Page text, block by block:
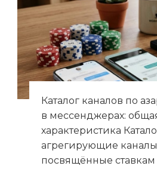
Каталог каналов по
в мессенджерах:
характеристика
агрегирующие
посвящённые ставкам